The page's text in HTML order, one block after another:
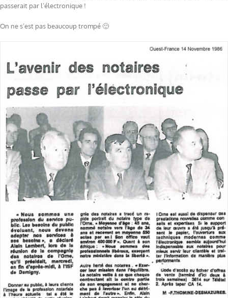
passerait par l’électronique !
On ne s’est pas beaucoup trompé 🙂